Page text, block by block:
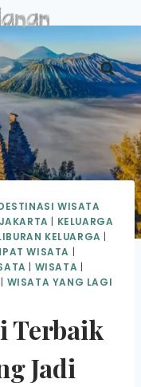
WISATA
JAKARTA | KELUARGA
KELUARGA |
WISATA |
| WISATA |
| WISATA YANG LAGI
Terbaik
Jadi